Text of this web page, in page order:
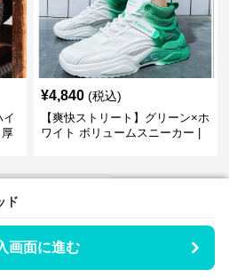
ド
画面に進む
ド
画面に進む
イ
¥4,840 (税込)
【爽快ストリート】グリーン×ホ
ワイト ボリュームスニーカー |
イテム一覧へ
ズの新着アイテム